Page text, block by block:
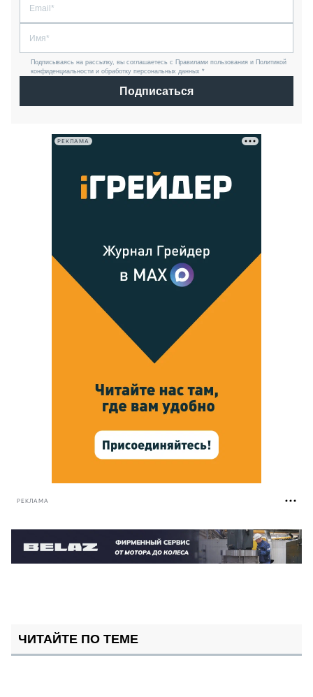
Подписываясь на рассылку, вы соглашаетесь с Правилами пользования и Политикой
конфиденциальности и обработку персональных данных *
Подписаться
РЕКЛАМА
РЕКЛАМА
ЧИТАЙТЕ ПО ТЕМЕ